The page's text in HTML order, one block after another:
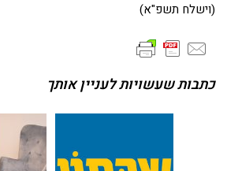
(וישלח תשפ"א)
כתבות שעשויות לעניין אותך